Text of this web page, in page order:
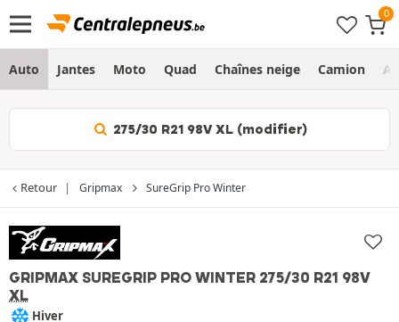
Auto Jantes Moto Quad Chaînes neige Camion
275/30 R21 98V XL (modifier)
Retour Gripmax SureGrip Pro Winter
GRIPMAX SUREGRIP PRO WINTER 275/30 R21 98V
XL
Hiver